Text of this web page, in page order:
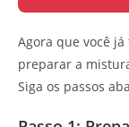
Agora que você
preparar a
Siga os passos